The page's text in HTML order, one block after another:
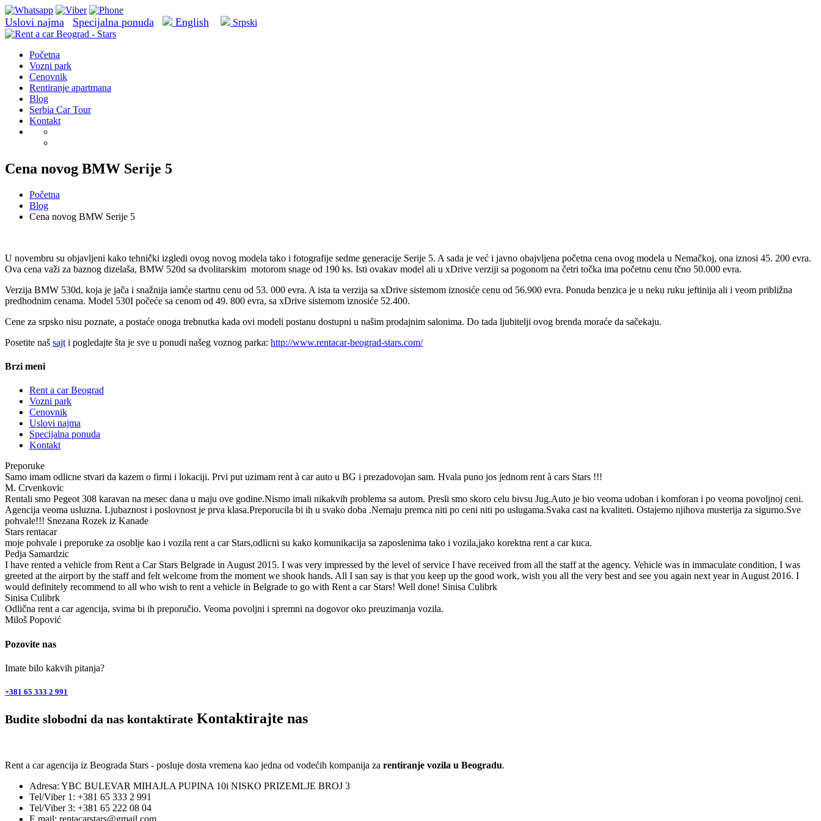
Uslovi najma Specijalna ponuda English Srpski
Početna
Vozni park
Cenovnik
Rentiranje apartmana
Blog
Serbia Car Tour
Kontakt
Cena novog BMW Serije 5
Početna
Blog
Cena novog BMW Serije 5
U novembru su objavljeni kako tehnički izgledi ovog novog modela tako i fotografije sedme generacije Serije 5. A sada je već i javno obajvljena početna cena ovog modela u Nemačkoj, ona iznosi 45. 200 evra.
Ova cena važi za baznog dizelaša, BMW 520d sa dvolitarskim motorom snage od 190 ks. Isti ovakav model ali u xDrive verziji sa pogonom na četri točka ima početnu cenu tčno 50.000 evra.
Verzija BMW 530d, koja je jača i snažnija iamće startnu cenu od 53. 000 evra. A ista ta verzija sa xDrive sistemom iznosiće cenu od 56.900 evra. Ponuda benzica je u neku ruku jeftinija ali i veom približna
predhodnim cenama. Model 530I počeće sa cenom od 49. 800 evra, sa xDrive sistemom iznosiće 52.400.
Cene za srpsko nisu poznate, a postaće onoga trebnutka kada ovi modeli postanu dostupni u našim prodajnim salonima. Do tada ljubitelji ovog brenda moraće da sačekaju.
Posetite naš sajt i pogledajte šta je sve u ponudi našeg voznog parka: http://www.rentacar-beograd-stars.com/
Brzi meni
Rent a car Beograd
Vozni park
Cenovnik
Uslovi najma
Specijalna ponuda
Kontakt
Preporuke
Samo imam odlicne stvari da kazem o firmi i lokaciji. Prvi put uzimam rent à car auto u BG i prezadovojan sam. Hvala puno jos jednom rent à cars Stars !!!
M. Crvenkovic
Rentali smo Pegeot 308 karavan na mesec dana u maju ove godine.Nismo imali nikakvih problema sa autom. Presli smo skoro celu bivsu Jug.Auto je bio veoma udoban i komforan i po veoma povoljnoj ceni.
Agencija veoma usluzna. Ljubaznost i poslovnost je prva klasa.Preporucila bi ih u svako doba .Nemaju premca niti po ceni niti po uslugama.Svaka cast na kvaliteti. Ostajemo njihova musterija za sigurno.Sve
pohvale!!! Snezana Rozek iz Kanade
Stars rentacar
moje pohvale i preporuke za osoblje kao i vozila rent a car Stars,odlicni su kako komunikacija sa zaposlenima tako i vozila,jako korektna rent a car kuca.
Pedja Samardzic
I have rented a vehicle from Rent a Car Stars Belgrade in August 2015. I was very impressed by the level of service I have received from all the staff at the agency. Vehicle was in immaculate condition, I was
greeted at the airport by the staff and felt welcome from the moment we shook hands. All I san say is that you keep up the good work, wish you all the very best and see you again next year in August 2016. I
would definitely recommend to all who wish to rent a vehicle in Belgrade to go with Rent a car Stars! Well done! Sinisa Culibrk
Sinisa Culibrk
Odlična rent a car agencija, svima bi ih preporučio. Veoma povoljni i spremni na dogovor oko preuzimanja vozila.
Miloš Popović
Pozovite nas
Imate bilo kakvih pitanja?
+381 65 333 2 991
Budite slobodni da nas kontaktirate Kontaktirajte nas
Rent a car agencija iz Beograda Stars - posluje dosta vremena kao jedna od vodećih kompanija za rentiranje vozila u Beogradu.
Adresa: YBC BULEVAR MIHAJLA PUPINA 10i NISKO PRIZEMLJE BROJ 3
Tel/Viber 1: +381 65 333 2 991
Tel/Viber 3: +381 65 222 08 04